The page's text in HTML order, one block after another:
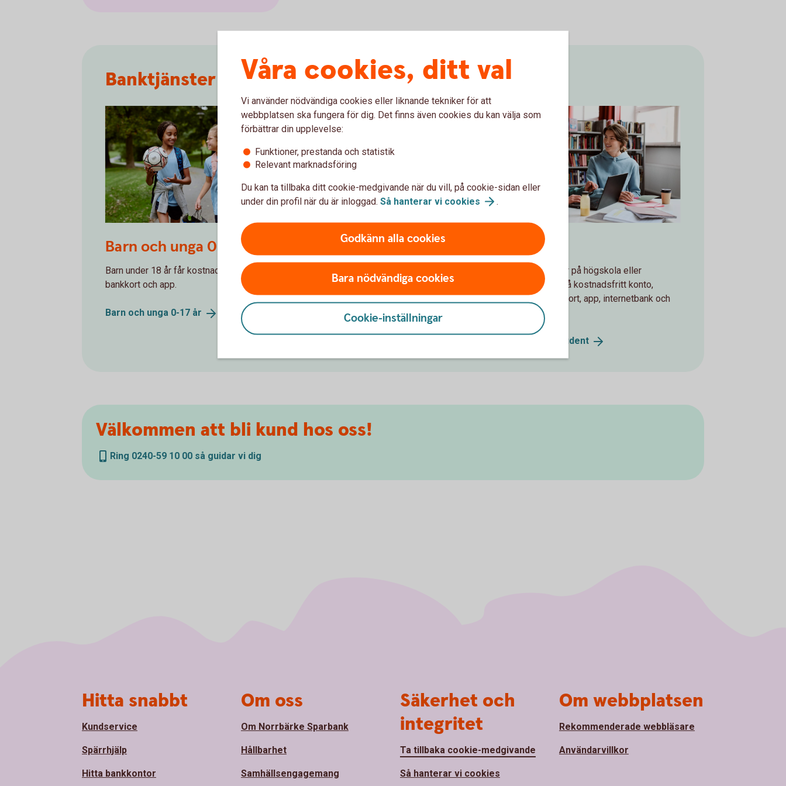
Banktjänster för barn och unga – 0 kr/mån
Two kids walking to soccer practice
Barn och unga 0-17 år
Barn under 18 år får kostnadsfritt konto,
bankkort och app.
Barn och unga 0-17 år
mobile together
Unga 18-21 år
konto, bankkort, kreditkort, app, internetbank
och Swish.
Students studying together
Student
Du som studerar på högskola eller
universitet kan få kostnadsfritt konto,
bankkort, kreditkort, app, internetbank och
Student
Välkommen att bli kund hos oss!
Ring 0240-59 10 00 så guidar vi dig
Våra cookies, ditt val
Vi använder nödvändiga cookies eller liknande tekniker för att
webbplatsen ska fungera för dig. Det finns även cookies du kan välja som
förbättrar din upplevelse:
Funktioner, prestanda och statistik
Relevant marknadsföring
Du kan ta tillbaka ditt cookie-medgivande när du vill, på cookie-sidan eller
under din profil när du är inloggad. Så hanterar vi cookies .
Godkänn alla cookies
Bara nödvändiga cookies
Cookie-inställningar
Hitta snabbt
Kundservice
Spärrhjälp
Hitta bankkontor
Om oss
Om Norrbärke Sparbank
Hållbarhet
Samhällsengagemang
Säkerhet och
integritet
Ta tillbaka cookie-medgivande
Så hanterar vi cookies
Om webbplatsen
Rekommenderade webbläsare
Användarvillkor